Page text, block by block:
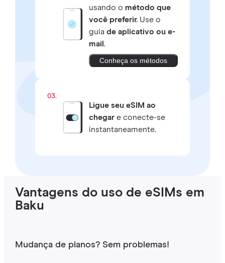
usando o método que
você preferir.Use o
guia de aplicativo ou e-
mail .
Conheça os métodos
03.
Ligue seu eSIM ao
chegare conecte-se
instantaneamente.
Vantagens do uso de eSIMs em
Baku
Mudança de planos? Sem problemas!